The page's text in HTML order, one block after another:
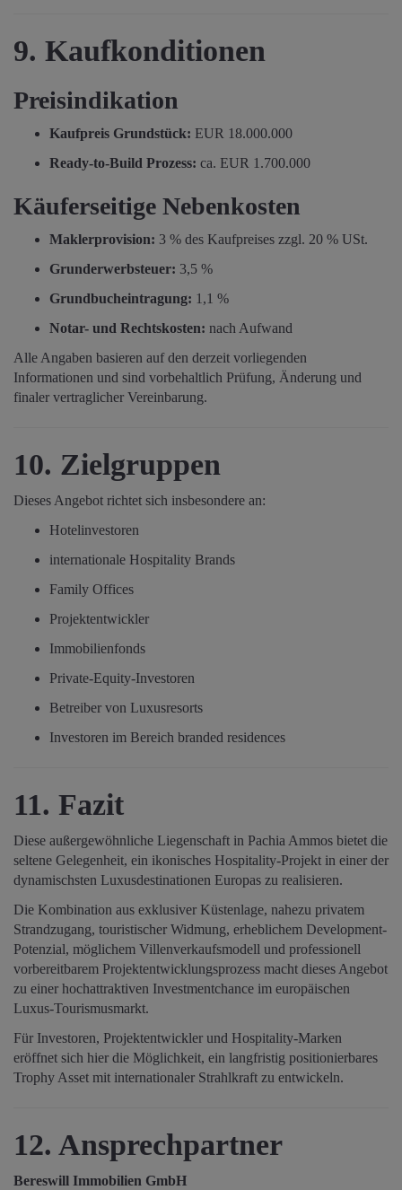
9. Kaufkonditionen
Preisindikation
Kaufpreis Grundstück: EUR 18.000.000
Ready-to-Build Prozess: ca. EUR 1.700.000
Käuferseitige Nebenkosten
Maklerprovision: 3 % des Kaufpreises zzgl. 20 % USt.
Grunderwerbsteuer: 3,5 %
Grundbucheintragung: 1,1 %
Notar- und Rechtskosten: nach Aufwand
Alle Angaben basieren auf den derzeit vorliegenden
Informationen und sind vorbehaltlich Prüfung, Änderung und
finaler vertraglicher Vereinbarung.
10. Zielgruppen
Dieses Angebot richtet sich insbesondere an:
Hotelinvestoren
internationale Hospitality Brands
Family Offices
Projektentwickler
Immobilienfonds
Private-Equity-Investoren
Betreiber von Luxusresorts
Investoren im Bereich branded residences
11. Fazit
Diese außergewöhnliche Liegenschaft in Pachia Ammos bietet die
seltene Gelegenheit, ein ikonisches Hospitality-Projekt in einer der
dynamischsten Luxusdestinationen Europas zu realisieren.
Die Kombination aus exklusiver Küstenlage, nahezu privatem
Strandzugang, touristischer Widmung, erheblichem Development-
Potenzial, möglichem Villenverkaufsmodell und professionell
vorbereitbarem Projektentwicklungsprozess macht dieses Angebot
zu einer hochattraktiven Investmentchance im europäischen
Luxus-Tourismusmarkt.
Für Investoren, Projektentwickler und Hospitality-Marken
eröffnet sich hier die Möglichkeit, ein langfristig positionierbares
Trophy Asset mit internationaler Strahlkraft zu entwickeln.
12. Ansprechpartner
Bereswill Immobilien GmbH